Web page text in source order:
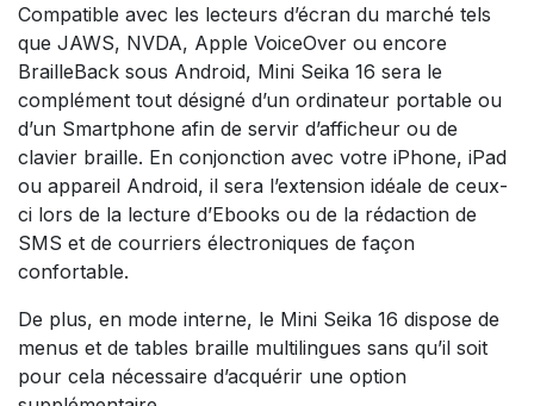
Compatible avec les lecteurs d’écran du marché tels
que JAWS, NVDA, Apple VoiceOver ou encore
BrailleBack sous Android, Mini Seika 16 sera le
complément tout désigné d’un ordinateur portable ou
d’un Smartphone afin de servir d’afficheur ou de
clavier braille. En conjonction avec votre iPhone, iPad
ou appareil Android, il sera l’extension idéale de ceux-
ci lors de la lecture d’Ebooks ou de la rédaction de
SMS et de courriers électroniques de façon
confortable.
De plus, en mode interne, le Mini Seika 16 dispose de
menus et de tables braille multilingues sans qu’il soit
pour cela nécessaire d’acquérir une option